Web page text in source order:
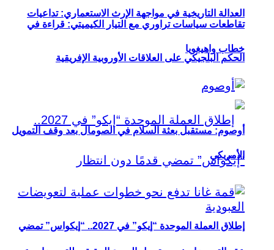
العدالة التاريخية في مواجهة الإرث الاستعماري: تداعيات
الحكم البلجيكي على العلاقات الأوروبية الإفريقية
إطلاق العملة الموحدة “إيكو” في 2027.. “إيكواس” تمضي
تقاطعات سياسات تراوري مع التيار الكيميتي: قراءة في
خطاب واهيغويا
أوصوم: مستقبل بعثة السلام في الصومال بعد وقف التمويل
الأمريكي